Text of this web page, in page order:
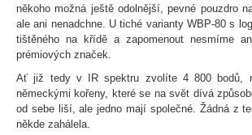
někoho možná ještě odolnější, pevné pouzdro
ale ani nenadchne. U tiché varianty WBP-80 s
tištěného na křídě a zapomenout nesmíme
prémiových značek.
Ať již tedy v IR spektru zvolíte 4 800 bodů,
německými kořeny, které se na svět dívá
od sebe liší, ale jedno mají společné. Žádná z
někde zahálela.